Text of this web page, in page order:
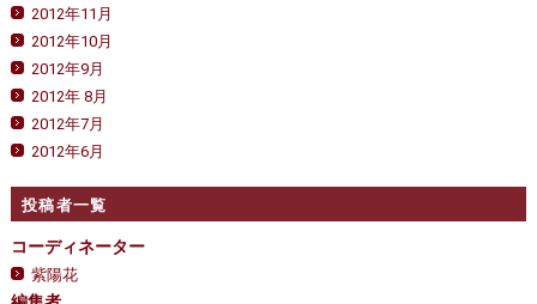
2012年11月
2012年10月
2012年9月
2012年 8月
2012年7月
2012年6月
投稿者一覧
コーディネーター
紫陽花